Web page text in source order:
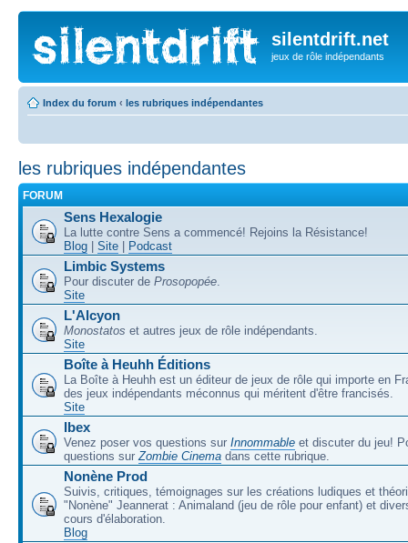
silentdrift.net
jeux de rôle indépendants
Index du forum ‹ les rubriques indépendantes
les rubriques indépendantes
FORUM
Sens Hexalogie
La lutte contre Sens a commencé! Rejoins la Résistance!
Blog | Site | Podcast
Limbic Systems
Pour discuter de Prosopopée
Site
L'Alcyon
Monostatos et autres jeux de rôle indépendants.
Site
Boîte à Heuhh Éditions
La Boîte à Heuhh est un éditeur de jeux de rôle qui importe en
des jeux indépendants méconnus qui méritent d'être francisés.
Site
Ibex
Venez poser vos questions sur Innommable et discuter du jeu!
questions sur Zombie Cinema dans cette rubrique.
Nonène Prod
Suivis, critiques, témoignages sur les créations ludiques et
"Nonène" Jeannerat : Animaland (jeu de rôle pour enfant) et
cours d'élaboration.
Blog